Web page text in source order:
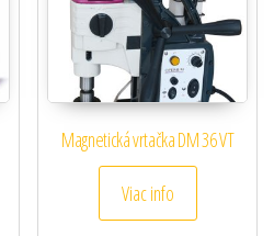
Magnetická vrtačka DM 36 VT
Viac info